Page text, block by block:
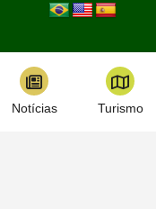
Notícias Turismo